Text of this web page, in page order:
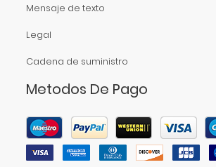
Mensaje de texto
Legal
Cadena de suministro
Metodos De Pago